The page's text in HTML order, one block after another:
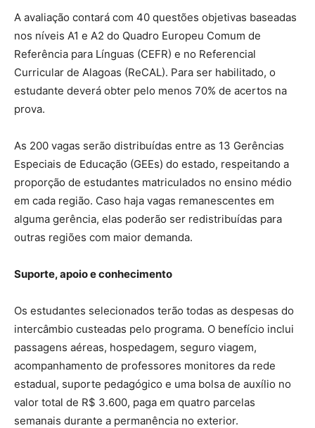
A avaliação contará com 40 questões objetivas baseadas
nos níveis A1 e A2 do Quadro Europeu Comum de
Referência para Línguas (CEFR) e no Referencial
Curricular de Alagoas (ReCAL). Para ser habilitado, o
estudante deverá obter pelo menos 70% de acertos na
prova.
As 200 vagas serão distribuídas entre as 13 Gerências
Especiais de Educação (GEEs) do estado, respeitando a
proporção de estudantes matriculados no ensino médio
em cada região. Caso haja vagas remanescentes em
alguma gerência, elas poderão ser redistribuídas para
outras regiões com maior demanda.
Suporte, apoio e conhecimento
Os estudantes selecionados terão todas as despesas do
intercâmbio custeadas pelo programa. O benefício inclui
passagens aéreas, hospedagem, seguro viagem,
acompanhamento de professores monitores da rede
estadual, suporte pedagógico e uma bolsa de auxílio no
valor total de R$ 3.600, paga em quatro parcelas
semanais durante a permanência no exterior.